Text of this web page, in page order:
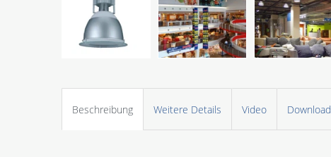
Beschreibung Weitere Details Video Download